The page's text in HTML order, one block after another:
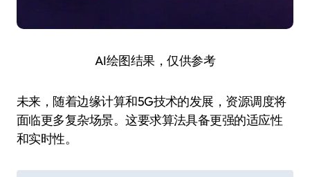
AI绘图结果，仅供参考
未来，随着边缘计算和5G技术的发展，资源调度将
面临更多复杂场景。这要求算法具备更强的适应性
和实时性。